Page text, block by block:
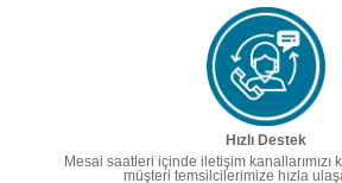
Hızlı Destek
Mesai saatleri içinde iletişim kanallarımızı
müşteri temsilcilerimize hızla